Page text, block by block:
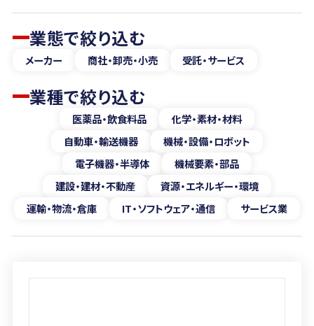
業態で絞り込む
メーカー 商社・卸売・小売 受託・サービス
業種で絞り込む
医薬品・飲食料品
化学・素材・材料
自動車・輸送機器
機械・設備・ロボット
電子機器・半導体
機械要素・部品
建設・建材・不動産
資源・エネルギー・環境
運輸・物流・倉庫
IT・ソフトウェア・通信 サービス業